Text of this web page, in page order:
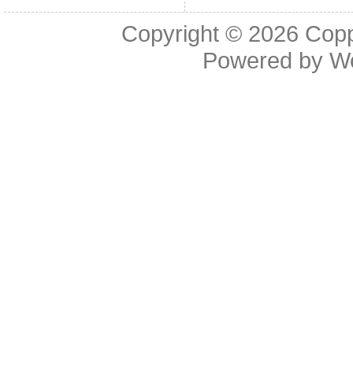
Copyright © 2026
Powered by